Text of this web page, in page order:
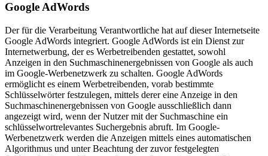
Google AdWords
Der für die Verarbeitung Verantwortliche hat auf dieser Internetseite
Google AdWords integriert. Google AdWords ist ein Dienst zur
Internetwerbung, der es Werbetreibenden gestattet, sowohl
Anzeigen in den Suchmaschinenergebnissen von Google als auch
im Google-Werbenetzwerk zu schalten. Google AdWords
ermöglicht es einem Werbetreibenden, vorab bestimmte
Schlüsselwörter festzulegen, mittels derer eine Anzeige in den
Suchmaschinenergebnissen von Google ausschließlich dann
angezeigt wird, wenn der Nutzer mit der Suchmaschine ein
schlüsselwortrelevantes Suchergebnis abruft. Im Google-
Werbenetzwerk werden die Anzeigen mittels eines automatischen
Algorithmus und unter Beachtung der zuvor festgelegten